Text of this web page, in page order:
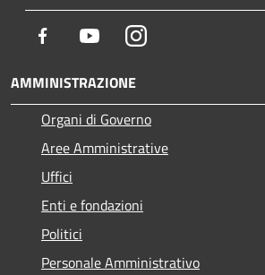
Facebook YoutubeInstagram
AMMINISTRAZIONE
Organi di Governo
Aree Amministrative
Uffici
Enti e fondazioni
Politici
Personale Amministrativo